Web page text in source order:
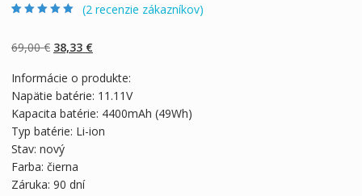
zákazníckych
recenzií
(2 recenzie zákazníkov)
69,00€ Pôvodná
bola:
69,00 €.
38,33 €Aktuálna
je:
38,33 €.
Informácie o produkte:
Napätie batérie: 11.11V
Kapacita batérie: 4400mAh (49Wh)
Typ batérie: Li-ion
Stav: nový
Farba: čierna
Záruka: 90 dní